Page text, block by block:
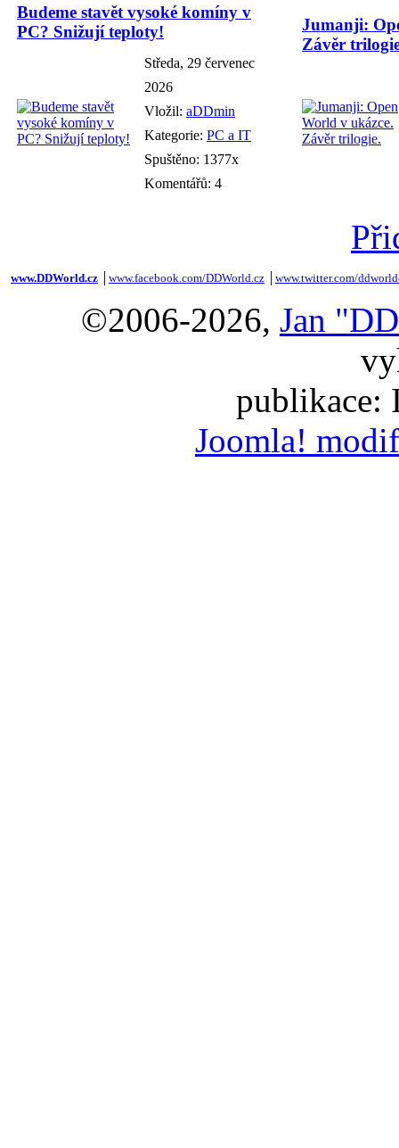
Budeme stavět vysoké komíny v
PC? Snižují teploty!
Středa, 29 červenec
2026
Vložil: aDDmin
Kategorie: PC a IT
Spuštěno: 1377x
Komentářů: 4
Jumanji:
Závěr
www.DDWorld.cz www.facebook.com/DDWorld.cz www.twitter.com/
©2006-2026, Jan
publikace:
Joomla!